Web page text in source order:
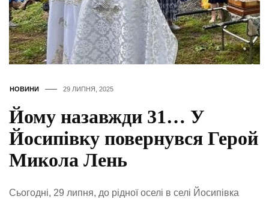
НОВИНИ 29 ЛИПНЯ, 2025
Йому назавжди 31… У
Йосипівку повернувся Герой
Микола Лень
Сьогодні, 29 липня, до рідної оселі в селі Йосипівка